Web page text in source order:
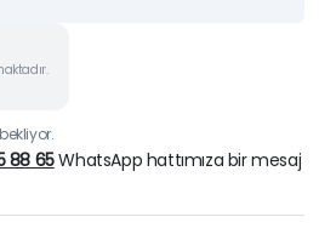
88 65WhatsApp hattımıza bir mesaj